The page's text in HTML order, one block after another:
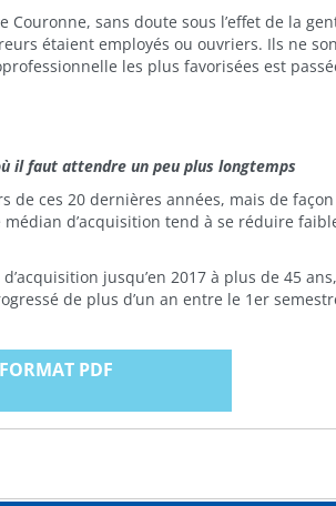
sans doute sous l’effet de la
étaient employés ou ouvriers. Ils ne
les plus favorisées est
il faut attendre un peu plus longtemps
de ces 20 dernières années, mais de
médian d’acquisition tend à se réduire
jusqu’en 2017 à plus de 45
de plus d’un an entre le 1er
PDF